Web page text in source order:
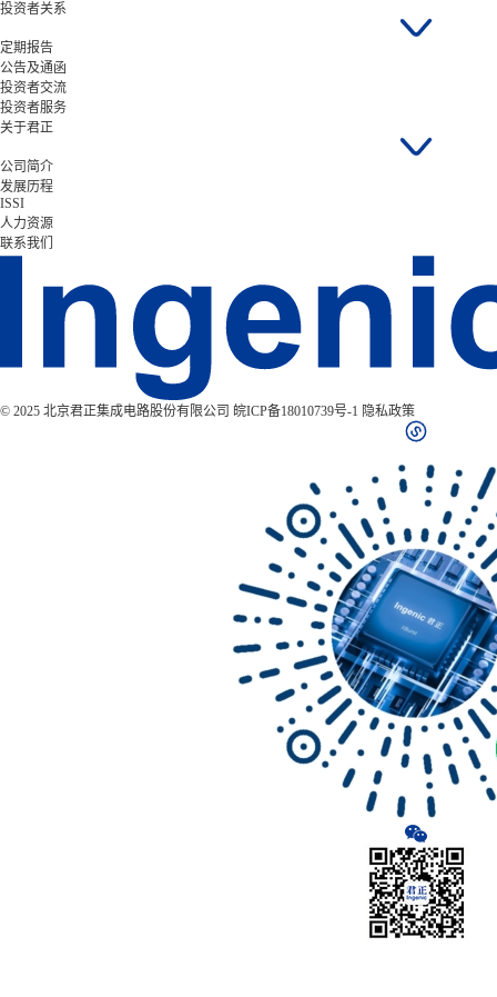
投资者关系
定期报告
公告及通函
投资者交流
投资者服务
关于君正
公司简介
发展历程
ISSI
人力资源
联系我们
© 2025 北京君正集成电路股份有限公司 皖ICP备18010739号-1 隐私政策